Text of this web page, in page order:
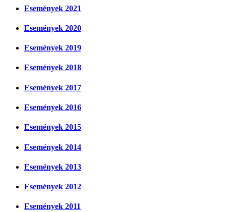
Események 2021
Események 2020
Események 2019
Események 2018
Események 2017
Események 2016
Események 2015
Események 2014
Események 2013
Események 2012
Események 2011